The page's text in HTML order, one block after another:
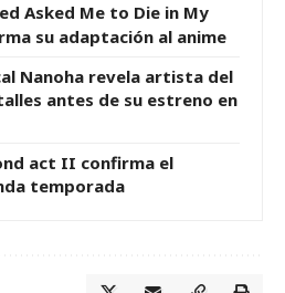
Asked Me to Die in My
su adaptación al anime
Nanoha revela artista del
antes de su estreno en
act II confirma el
temporada